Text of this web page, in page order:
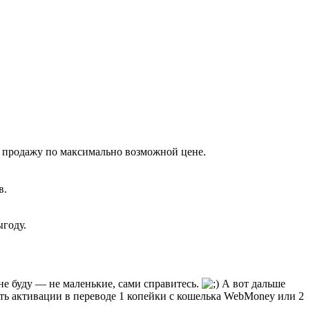
по максимально возможной цене.
буду — не маленькие, сами справитесь.
А вот дальше
активации в переводе 1 копейки с кошелька WebMoney или 2